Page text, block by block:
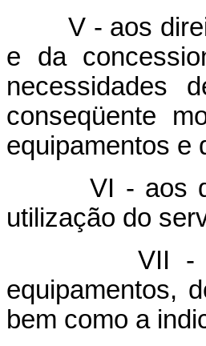
V - aos
e da
necessidades
conseqüente
equipamentos e
VI - aos
utilização do
VII - à
equipamentos,
bem como a